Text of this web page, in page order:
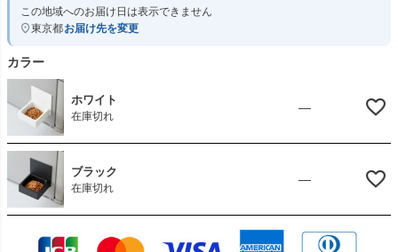
この地域へのお届け日は表示できません
東京都お届け先を変更
カラー
ホワイト
在庫切れ
—
ブラック
在庫切れ
—